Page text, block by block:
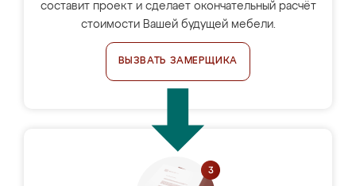
составит проект и сделает окончательный расчёт
стоимости Вашей будущей мебели.
ВЫЗВАТЬ ЗАМЕРЩИКА